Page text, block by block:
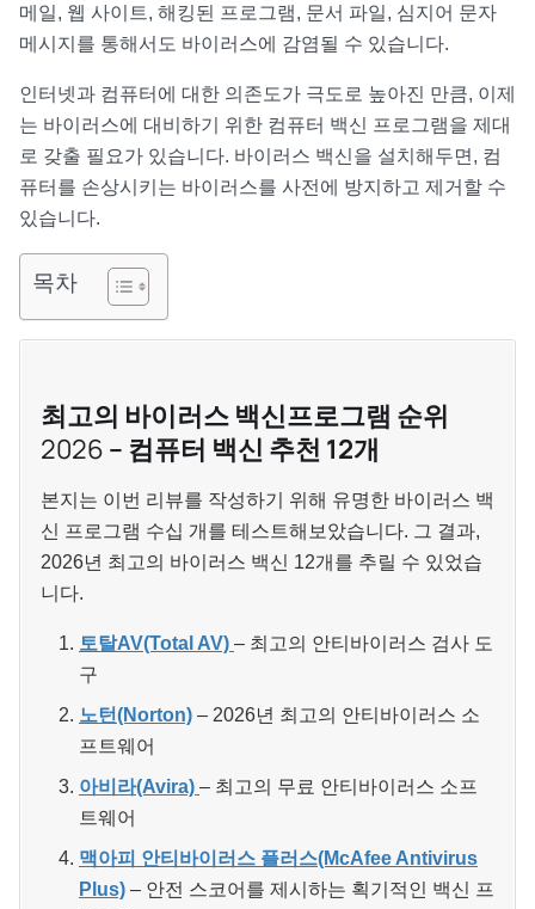
메일, 웹 사이트, 해킹된 프로그램, 문서 파일, 심지어 문자
메시지를 통해서도 바이러스에 감염될 수 있습니다.
인터넷과 컴퓨터에 대한 의존도가 극도로 높아진 만큼, 이제
는 바이러스에 대비하기 위한 컴퓨터 백신 프로그램을 제대
로 갖출 필요가 있습니다. 바이러스 백신을 설치해두면, 컴
퓨터를 손상시키는 바이러스를 사전에 방지하고 제거할 수
있습니다.
목차
최고의 바이러스 백신프로그램 순위
2026 – 컴퓨터 백신 추천 12개
본지는 이번 리뷰를 작성하기 위해 유명한 바이러스 백
신 프로그램 수십 개를 테스트해보았습니다. 그 결과,
2026년 최고의 바이러스 백신 12개를 추릴 수 있었습
니다.
토탈AV(Total AV) – 최고의 안티바이러스 검사 도
구
노턴(Norton) – 2026년 최고의 안티바이러스 소
프트웨어
아비라(Avira) – 최고의 무료 안티바이러스 소프
트웨어
맥아피 안티바이러스 플러스(McAfee Antivirus
Plus) – 안전 스코어를 제시하는 획기적인 백신 프